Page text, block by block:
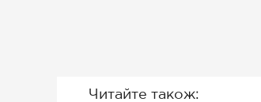
Читайте також: